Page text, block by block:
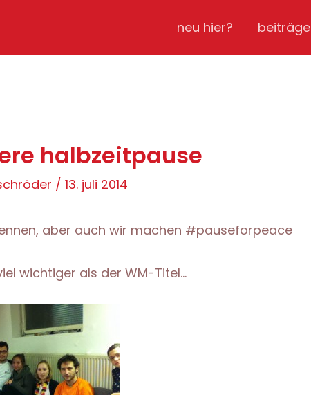
neu hier? beiträge
halbzeitpause
/ 13. juli 2014
aber auch wir machen #pauseforpeace
wichtiger als der WM-Titel…